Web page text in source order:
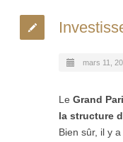
mars 11,
Le Grand
la structure
Bien sûr, il y